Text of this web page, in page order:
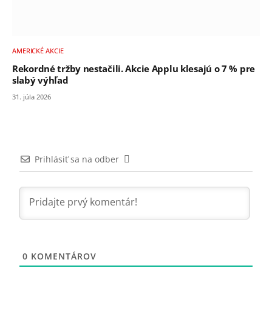
AMERICKÉ AKCIE
Rekordné tržby nestačili. Akcie Applu klesajú o 7 % pre
slabý výhľad
31. júla 2026
Prihlásiť sa na odber
0 KOMENTÁROV